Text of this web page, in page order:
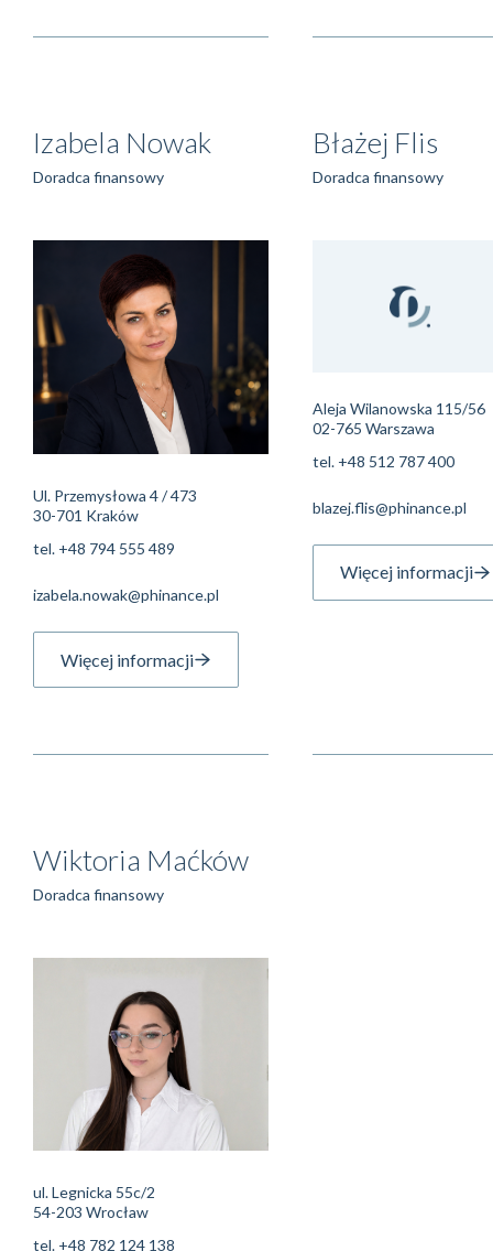
Izabela Nowak
Doradca finansowy
Ul. Przemysłowa 4 / 473
30-701 Kraków
tel. +48 794 555 489
izabela.nowak@phinance.pl
Więcej informacji
Błażej Flis
Doradca finansowy
Aleja Wilanowska 115/56
02-765 Warszawa
tel. +48 512 787 400
blazej.flis@phinance.pl
Więcej informacji
Wiktoria Maćków
Doradca finansowy
ul. Legnicka 55c/2
54-203 Wrocław
tel. +48 782 124 138